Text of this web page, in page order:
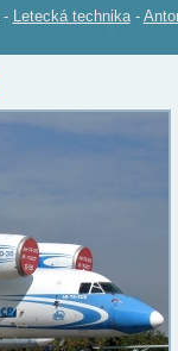
- Letecká technika -